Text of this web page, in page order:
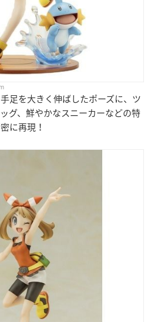
足を大きく伸ばしたポーズに、ツ
グ、鮮やかなスニーカーなどの特
に再現！